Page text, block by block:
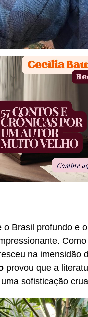
o Brasil profundo e
na imensidão
provou que a
sofisticação